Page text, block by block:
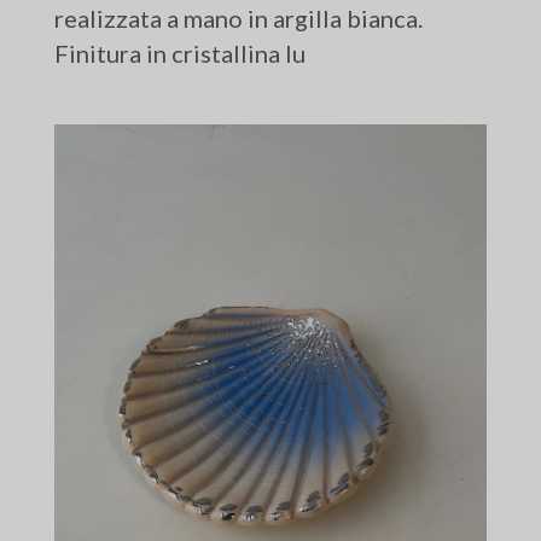
realizzata a mano in argilla bianca.
Finitura in cristallina lu